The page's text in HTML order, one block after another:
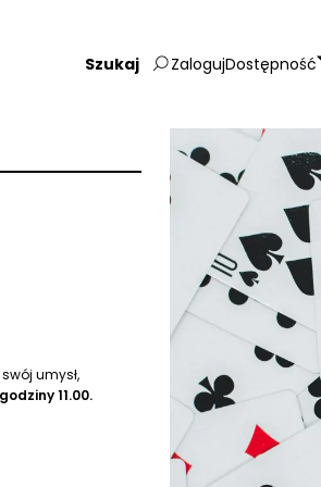
Wpisz
frazę:
ZalogujDostępność
umysł,
11.00.